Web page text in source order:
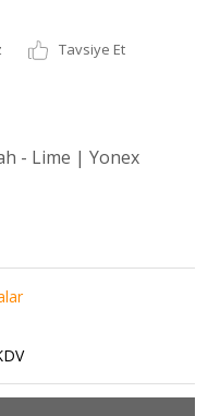
Tavsiye Et
- Lime | Yonex